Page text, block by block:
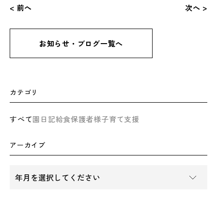
< 前へ 次へ >
お知らせ・ブログ一覧へ
カテゴリ
すべて園日記給食保護者様子育て支援
アーカイブ